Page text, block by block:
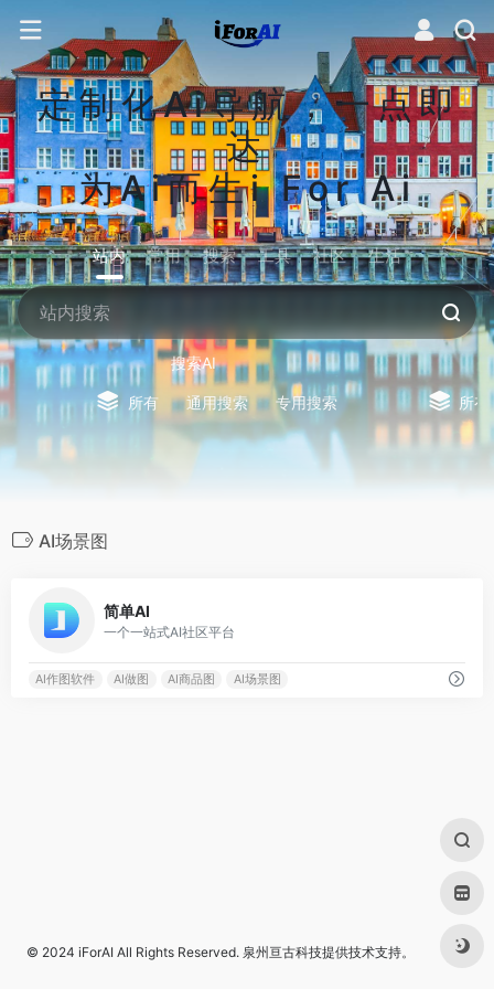
定制化Ai导航，一点即
达
为Ai而生i For Ai
站内 常用 搜索 工具 社区 生活
搜索AI
所有 通用搜索 专用搜索 所有
AI场景图
简单AI
一个一站式AI社区平台
AI作图软件 AI做图 AI商品图 AI场景图
© 2024 iForAI All Rights Reserved. 泉州亘古科技提供技术支持。